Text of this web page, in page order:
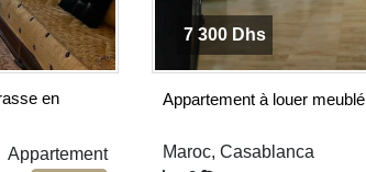
en
Appartement
7 300 Dhs
Appartement à louer meublé
Maroc, Casablanca